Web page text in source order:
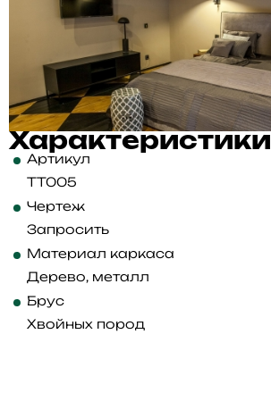
Характеристики
Артикул
TT005
Чертеж
Запросить
Материал каркаса
Дерево, металл
Брус
Хвойных пород